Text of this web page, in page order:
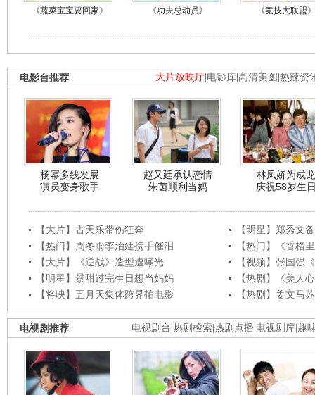
《蔬菜宝宝要回家》 《功夫总动员》 《竞技大联盟》
大片放映厅 电影库 高清美图 热辣资
电影台推荐
杨幂多线发展
演员变身歌手
赵又廷承认恋情
朱茵顺利当妈
林凤娇为成龙
庆祝58岁生
【大片】古天乐带伤狂奔
【明星】郑秀文
【热门】周冬雨李治廷携手催泪
【热门】《香格
【大片】《逆战》造型遭曝光
【视频】张国强
【明星】景甜过完生日想当妈妈
【热剧】《美人
【将映】五月天集体跨界拍电影
【热剧】姜文马
电视剧台 热剧检索 热剧点播 电视剧库 趣
电视剧推荐